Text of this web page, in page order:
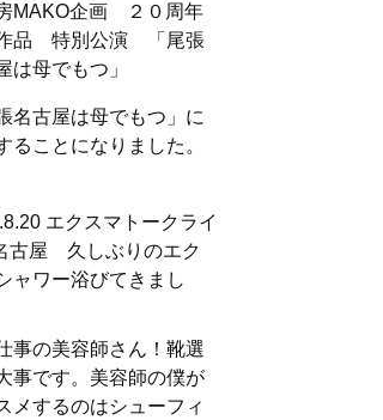
MAKO企画 ２０周年
品 特別公演 「尾張
は母でもつ」
名古屋は母でもつ」に
ることになりました。
エクスマトークライ
古屋 久しぶりのエク
ャワー浴びてきまし
事の美容師さん！靴選
事です。美容師の僕が
メするのはシューフィ